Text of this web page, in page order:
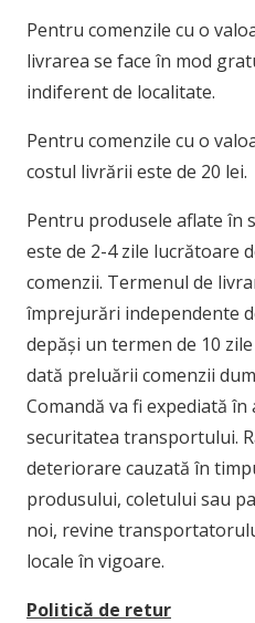
Pentru comenzile cu o
livrarea se face în mod
indiferent de localitate.
Pentru comenzile cu o
costul livrării este de 20 lei.
Pentru produsele aflate în
este de 2-4 zile lucrătoare
comenzii. Termenul de
împrejurări independente
depăși un termen de 10
dată preluării comenzii
Comandă va fi expediată
securitatea transportului.
deteriorare cauzată în
produsului, coletului sau
noi, revine
locale în vigoare.
Politică de retur